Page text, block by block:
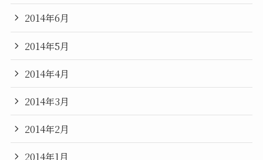
2014年6月
2014年5月
2014年4月
2014年3月
2014年2月
2014年1月